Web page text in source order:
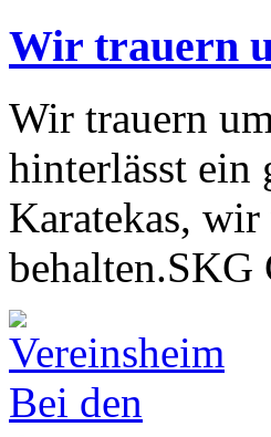
Wir trauern
Wir trauern
hinterlässt ein
Karatekas,
behalten.SKG